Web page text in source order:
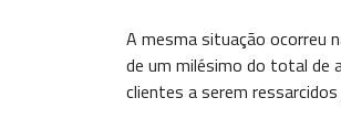
A mesma situação ocorreu
de um milésimo do total de
clientes a serem